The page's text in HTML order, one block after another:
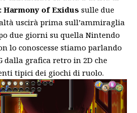
Harmony of Exidus sulle due
uscirà prima sull’ammiraglia
due giorni su quella Nintendo
lo conoscesse stiamo parlando
dalla grafica retro in 2D che
tipici dei giochi di ruolo.